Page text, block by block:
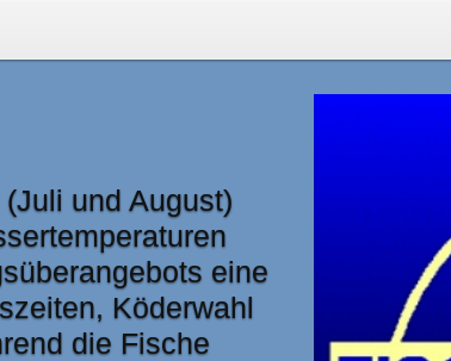
und August)
eine
Köderwahl
die Fische